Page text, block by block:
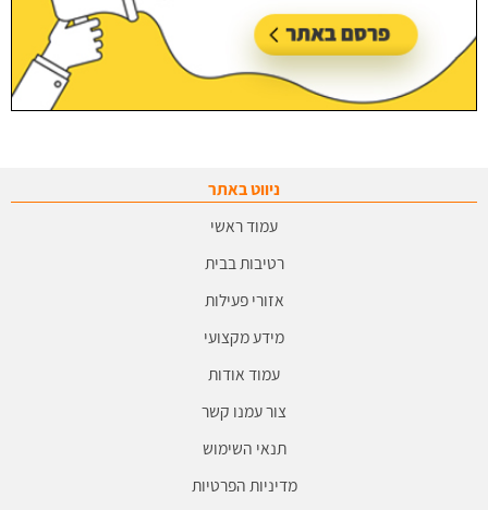
ניווט באתר
עמוד ראשי
רטיבות בבית
אזורי פעילות
מידע מקצועי
עמוד אודות
צור עמנו קשר
תנאי השימוש
מדיניות הפרטיות